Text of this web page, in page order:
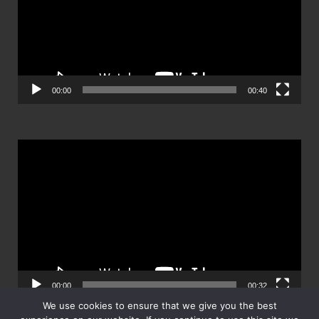
00:00 00:40
00:00 00:32
We use cookies to ensure that we give you the best